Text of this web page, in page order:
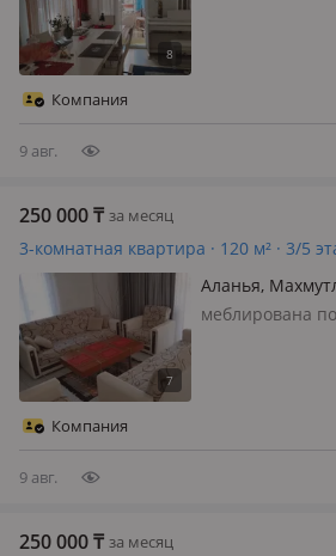
Компания
9 авг.
250 000₸ за месяц
3-комнатная квартира · 120 м² · 3/5
Аланья,
меблирована
Компания
9 авг.
250 000₸ за месяц